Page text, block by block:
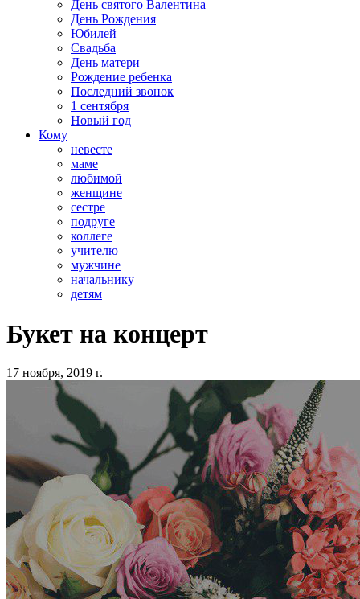
День святого Валентина
День Рождения
Юбилей
Свадьба
День матери
Рождение ребенка
Последний звонок
1 сентября
Новый год
Кому
невесте
маме
любимой
женщине
сестре
подруге
коллеге
учителю
мужчине
начальнику
детям
Букет на концерт
17 ноября, 2019 г.